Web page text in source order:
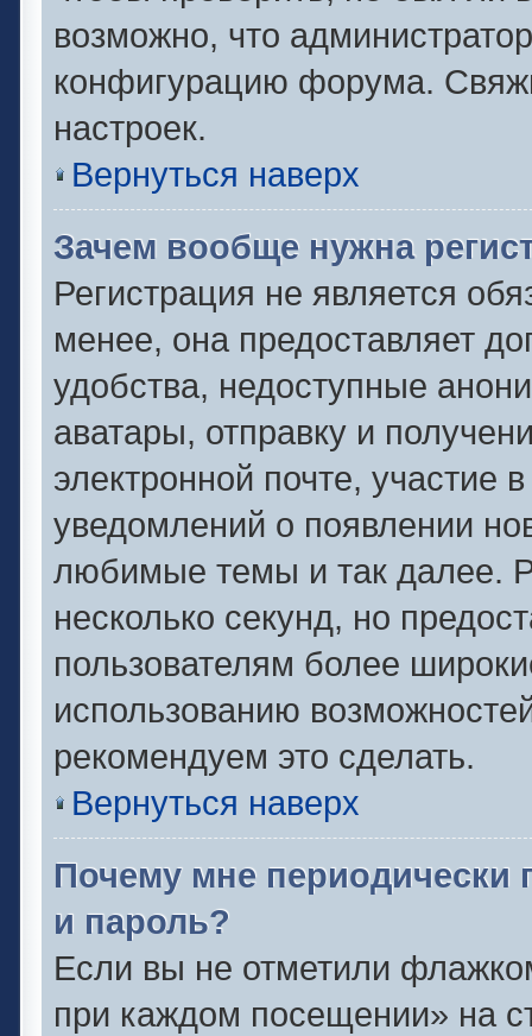
возможно, что
конфигурацию форума.
настроек.
Вернуться наверх
Зачем вообще нужна
Регистрация не является
менее, она предоставляет
удобства, недоступные
аватары, отправку и
электронной почте, участие
уведомлений о появлении
любимые темы и так далее.
несколько секунд, но
пользователям более
использованию
рекомендуем это сделать.
Вернуться наверх
Почему мне периодически
и пароль?
Если вы не отметили
при каждом посещении» на